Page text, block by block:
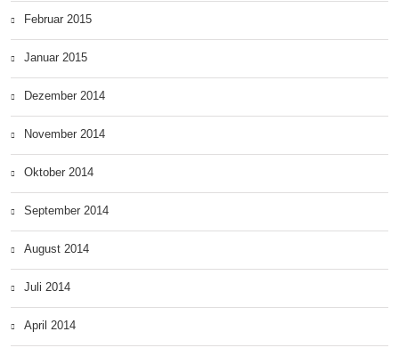
Februar 2015
Januar 2015
Dezember 2014
November 2014
Oktober 2014
September 2014
August 2014
Juli 2014
April 2014